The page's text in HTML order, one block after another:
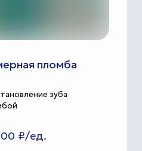
пломба
зуба
₽/ед.